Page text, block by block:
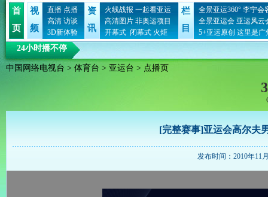
首
页
视
频
直播 点播
高清 访谈
3D新体验
资
讯
火线战报 一起看亚运
高清图片 非奥运项目
开幕式 闭幕式 火炬
栏
目
全景亚运360° 李宁会
全景亚运会 亚运风云
5+亚运原创 这里是广
24小时播不停
中国网络电视台 > 体育台 > 亚运台 > 点播页
[完整赛事]亚运会高尔夫
发布时间：2010年11